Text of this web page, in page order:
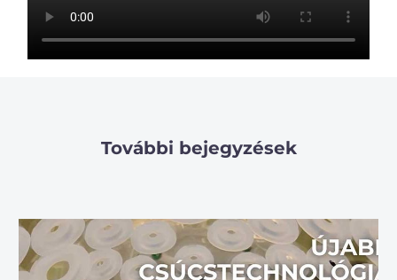
További bejegyzések